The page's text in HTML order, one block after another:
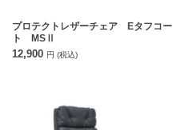
プロテクトレザーチェア Eタフコー
ト MSⅡ
12,900 円 (税込)